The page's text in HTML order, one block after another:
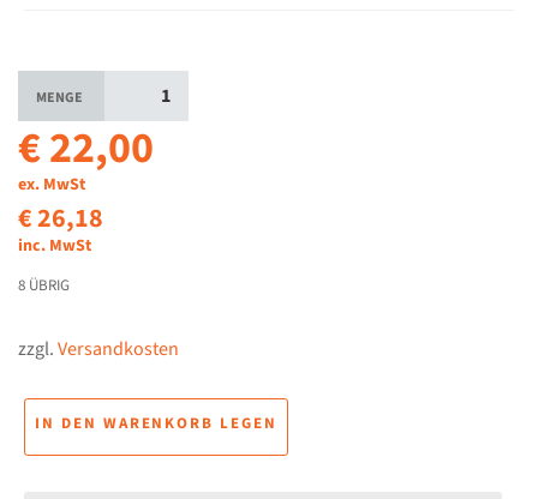
MENGE
€ 22,00
ex. MwSt
€ 26,18
inc. MwSt
8 ÜBRIG
zzgl.Versandkosten
IN DEN WARENKORB LEGEN